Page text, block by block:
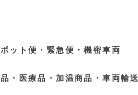
ット便・緊急便・機密車両
・医療品・加温商品・車両輸送